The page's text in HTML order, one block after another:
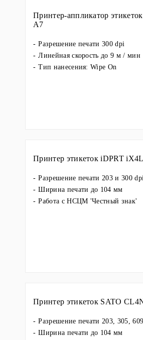
Принтер-аппликатор
A7
Разрешение печати 300 dpi
Линейная скорость до 9 м / мин
Тип нанесения: Wipe On
Принтер этикеток iDPRT
Разрешение печати 203 и 300
Ширина печати до 104 мм
Работа с НСЦМ 'Честный знак'
Принтер этикеток SATO
Разрешение печати 203, 305,
Ширина печати до 104 мм